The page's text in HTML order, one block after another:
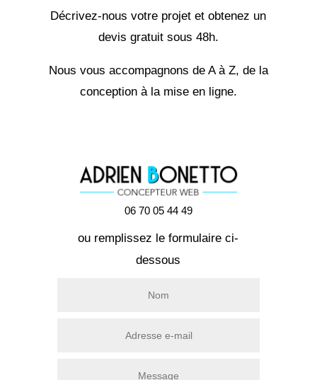
Décrivez-nous votre projet et obtenez un
devis gratuit sous 48h.
Nous vous accompagnons de A à Z, de la
conception à la mise en ligne.
06 70 05 44 49
ou remplissez le formulaire ci-
dessous